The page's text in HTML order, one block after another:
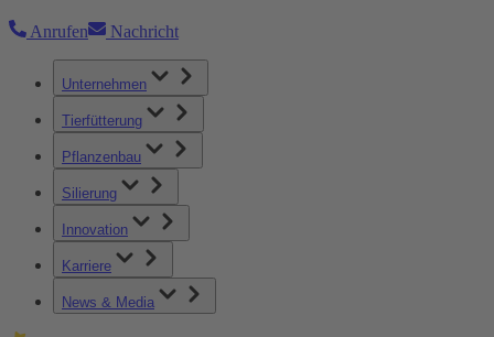
Anrufen Nachricht
Unternehmen
Tierfütterung
Pflanzenbau
Silierung
Innovation
Karriere
News & Media